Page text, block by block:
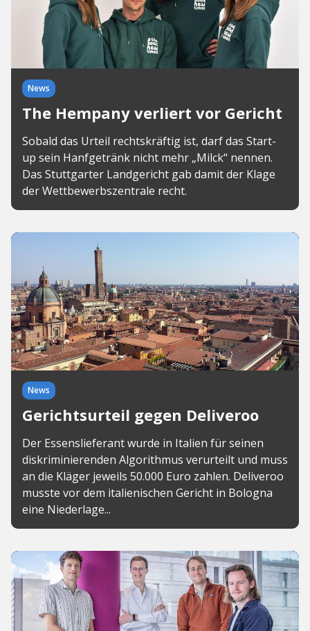
News
The Hempany verliert vor Gericht
Sobald das Urteil rechtskräftig ist, darf das Start-
up sein Hanfgetränk nicht mehr „Milck“ nennen.
Das Stuttgarter Landgericht gab damit der Klage
der Wettbewerbszentrale recht.
News
Gerichtsurteil gegen Deliveroo
Der Essenslieferant wurde in Italien für seinen
diskriminierenden Algorithmus verurteilt und muss
an die Kläger jeweils 50.000 Euro zahlen. Deliveroo
musste vor dem italienischen Gericht in Bologna
eine Niederlage...